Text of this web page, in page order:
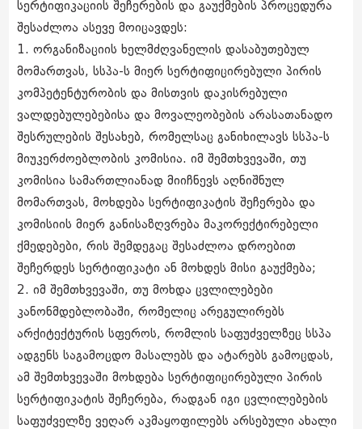
სერტიფიკაციის შეჩერების და გაუქმების პროცედურა
შესაძლოა ასევე მოიცავდეს:
1. ორგანიზაციის ხელმძღვანელის დასაბუთებულ
მომართვას, სსპა-ს მიერ სერტიფიცირებული პირის
კომპეტენტურობის და მისთვის დაკისრებული
ვალდებულებებისა და მოვალეობების არასათანადო
შესრულების შესახებ, რომელსაც განიხილავს სსპა-ს
მიუკერძოებლობის კომისია. იმ შემთხვევაში, თუ
კომისია სამართლიანად მიიჩნევს აღნიშნულ
მომართვას, მოხდება სერტიფიკატის შეჩერება და
კომისიის მიერ განისაზღვრება მაკორექტირებელი
ქმედებები, რის შემდეგაც შესაძლოა დროებით
შეჩერდეს სერტიფიკატი ან მოხდეს მისი გაუქმება;
2. იმ შემთხვევაში, თუ მოხდა ცვლილებები
კანონმდებლობაში, რომელიც არეგულირებს
არქიტექტურის სფეროს, რომლის საფუძველზეც სსპა
ადგენს საგამოცდო მასალებს და ატარებს გამოცდას,
ამ შემთხვევაში მოხდება სერტიფიცირებული პირის
სერტიფიკატის შეჩერება, რადგან იგი ცვლილებების
საფუძველზე ვეღარ აკმაყოფილებს არსებული ახალი